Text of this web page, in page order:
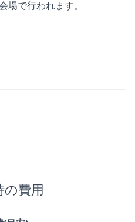
場で行われます。
費用